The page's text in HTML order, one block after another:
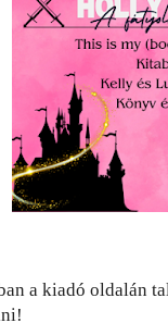
a kiadó oldalán